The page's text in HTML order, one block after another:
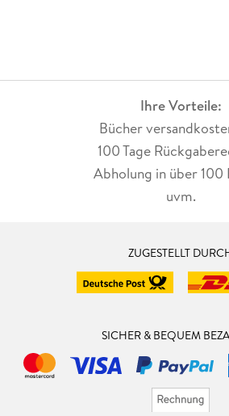
Ihre Vorteile:
Bücher
100 Tage
Abholung in über 100
uvm.
ZUGESTELLT
SICHER & BEQUEM